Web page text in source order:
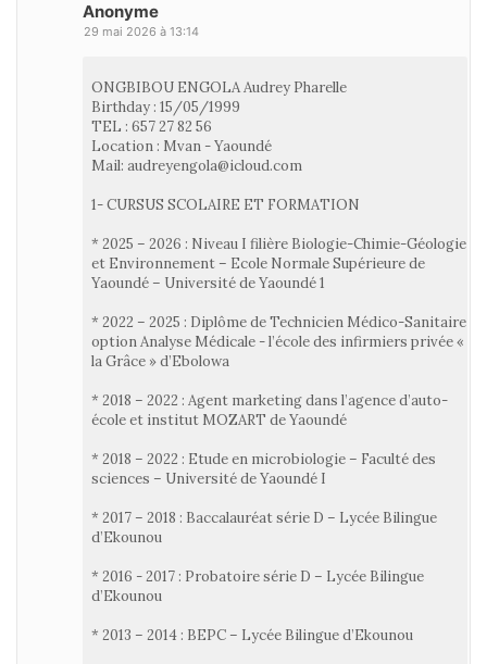
Anonyme
29 mai 2026 à 13:14
ONGBIBOU ENGOLA Audrey Pharelle
Birthday : 15/05/1999
TEL : 657 27 82 56
Location : Mvan - Yaoundé
Mail: audreyengola@icloud.com
1- CURSUS SCOLAIRE ET FORMATION
* 2025 – 2026 : Niveau I filière Biologie-Chimie-Géologie
et Environnement – Ecole Normale Supérieure de
Yaoundé – Université de Yaoundé 1
* 2022 – 2025 : Diplôme de Technicien Médico-Sanitaire
option Analyse Médicale - l’école des infirmiers privée «
la Grâce » d’Ebolowa
* 2018 – 2022 : Agent marketing dans l’agence d’auto-
école et institut MOZART de Yaoundé
* 2018 – 2022 : Etude en microbiologie – Faculté des
sciences – Université de Yaoundé I
* 2017 – 2018 : Baccalauréat série D – Lycée Bilingue
d’Ekounou
* 2016 - 2017 : Probatoire série D – Lycée Bilingue
d’Ekounou
* 2013 – 2014 : BEPC – Lycée Bilingue d’Ekounou